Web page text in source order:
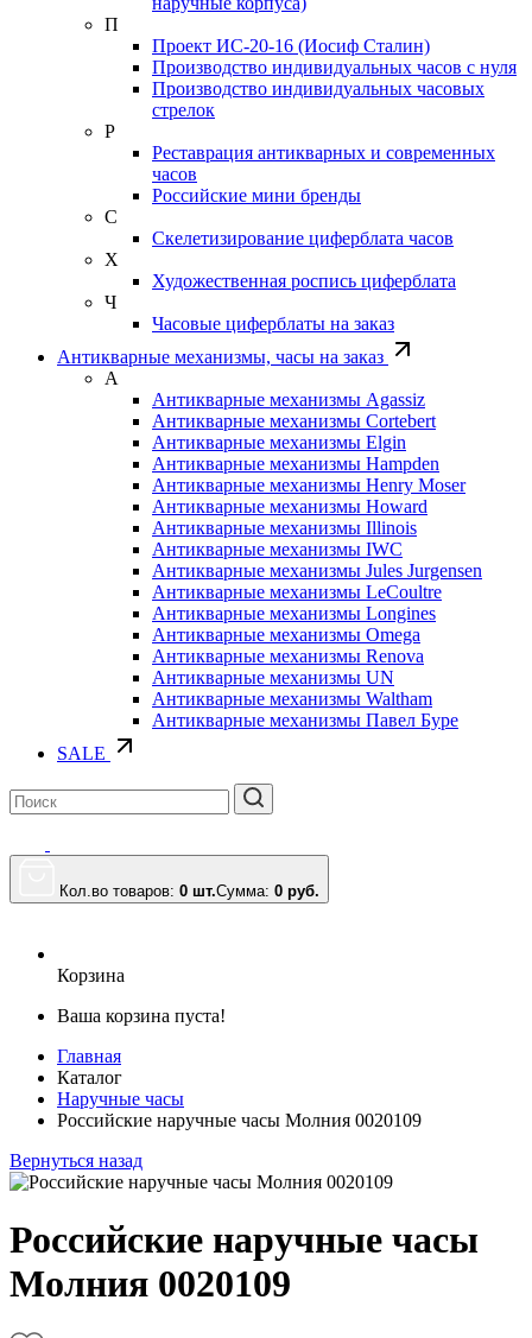
П
Проект ИС-20-16 (Иосиф Сталин)
Производство индивидуальных часов с нуля
Производство индивидуальных часовых
стрелок
Р
Реставрация антикварных и современных
часов
Российские мини бренды
С
Скелетизирование циферблата часов
Х
Художественная роспись циферблата
Ч
Часовые циферблаты на заказ
Антикварные механизмы, часы на заказ
А
Антикварные механизмы Agassiz
Антикварные механизмы Cortebert
Антикварные механизмы Elgin
Антикварные механизмы Hampden
Антикварные механизмы Henry Moser
Антикварные механизмы Howard
Антикварные механизмы Illinois
Антикварные механизмы IWC
Антикварные механизмы Jules Jurgensen
Антикварные механизмы LeCoultre
Антикварные механизмы Longines
Антикварные механизмы Omega
Антикварные механизмы Renova
Антикварные механизмы UN
Антикварные механизмы Waltham
Антикварные механизмы Павел Буре
SALE
Кол.во товаров: 0 шт.Сумма: 0 руб.
Корзина
Ваша корзина пуста!
Главная
Каталог
Наручные часы
Российские наручные часы Молния 0020109
Вернуться назад
Российские наручные часы
Молния 0020109